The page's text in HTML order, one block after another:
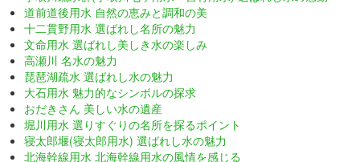
道前道後用水 自然の恵みと調和の美
十二貫野用水 選ばれし名所の魅力
文命用水 選ばれし美しき水の楽しみ
高瀬川 名水の魅力
琵琶湖疏水 選ばれし水の魅力
大石用水 魅力的なシンボルの探求
おだきさん 美しい水の遺産
堀川用水 選りすぐりの名所を探るポイント
寝太郎堰(寝太郎用水) 選ばれし水の魅力
北海幹線用水 北海幹線用水の風情を感じる